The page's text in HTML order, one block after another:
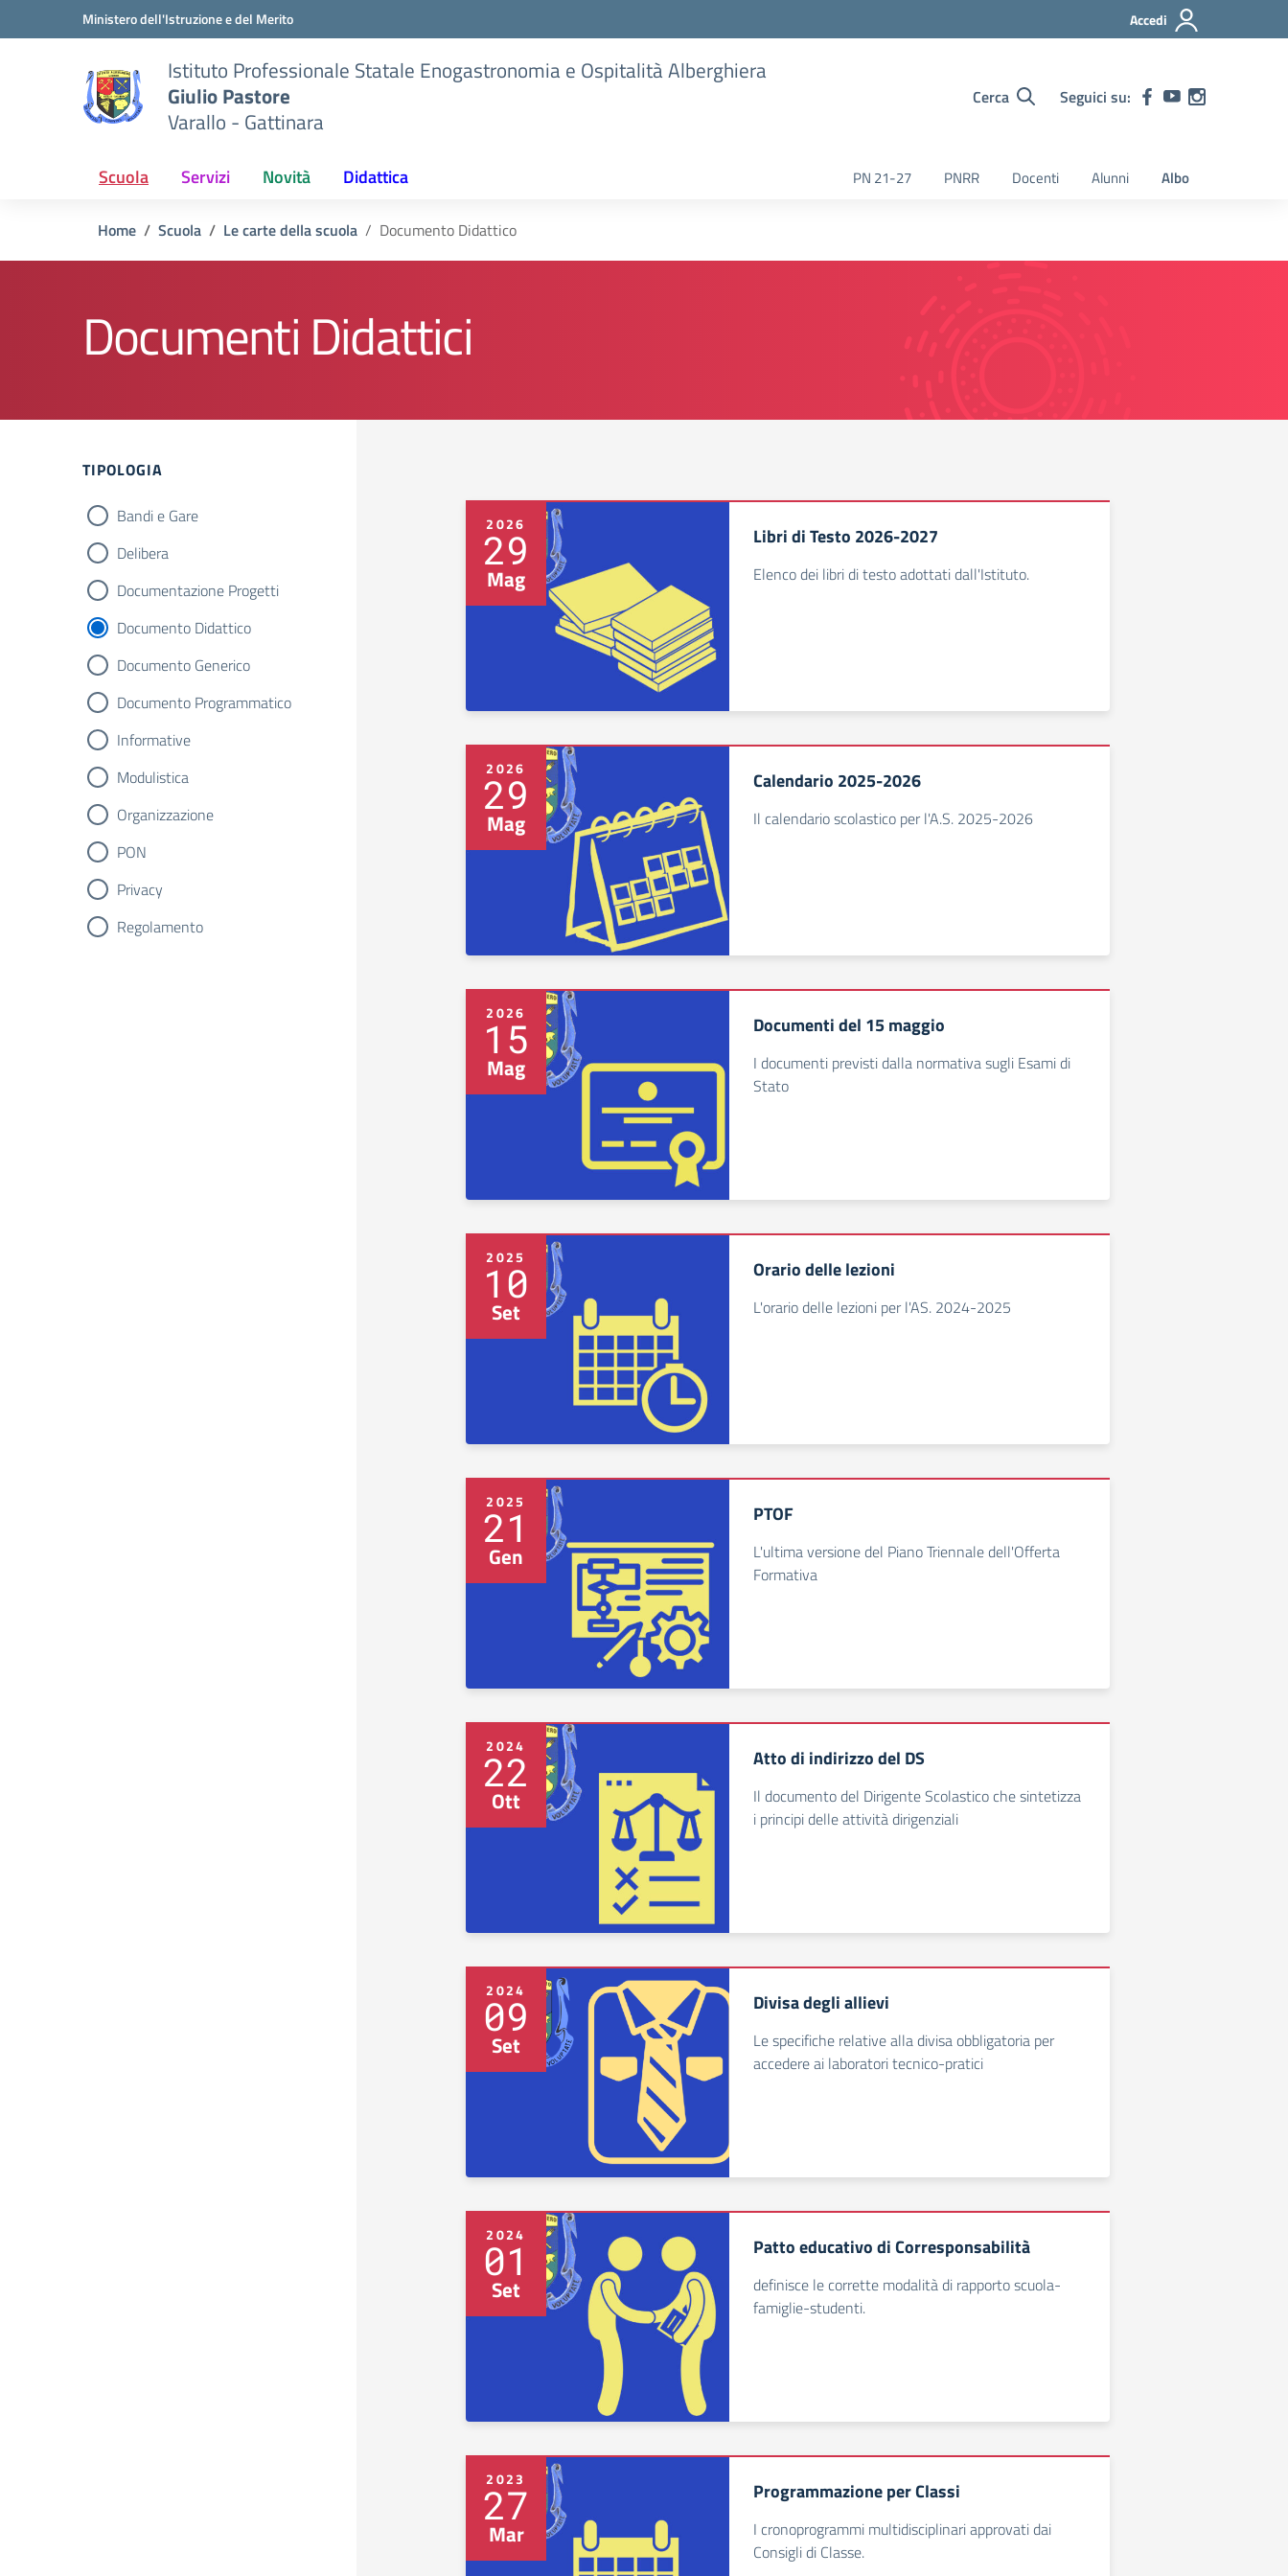
Vai ai contenuti
Vai al menu di navigazioneMinistero dell'Istruzione e del Merito Accedi
Istituto Professionale Statale Enogastronomia e Ospitalità Alberghiera
Giulio Pastore
Varallo - Gattinara
Cerca Seguici su:
Scuola Servizi Novità Didattica PN 21-27 PNRR Docenti Alunni Albo
Home Scuola Le carte della scuola Documento Didattico
Documenti Didattici
TIPOLOGIA
Bandi e Gare
Delibera
Documentazione Progetti
Documento Didattico
Documento Generico
Documento Programmatico
Informative
Modulistica
Organizzazione
PON
Privacy
Regolamento
2026
29
Mag
Libri di Testo 2026-2027
Elenco dei libri di testo adottati dall'Istituto.
2026
29
Mag
Calendario 2025-2026
Il calendario scolastico per l'A.S. 2025-2026
2026
15
Mag
Documenti del 15 maggio
I documenti previsti dalla normativa sugli Esami di
Stato
2025
10
Set
Orario delle lezioni
L'orario delle lezioni per l'AS. 2024-2025
2025
21
Gen
PTOF
L'ultima versione del Piano Triennale dell'Offerta
Formativa
2024
22
Ott
Atto di indirizzo del DS
Il documento del Dirigente Scolastico che sintetizza
i principi delle attività dirigenziali
2024
09
Set
Divisa degli allievi
Le specifiche relative alla divisa obbligatoria per
accedere ai laboratori tecnico-pratici
2024
01
Set
Patto educativo di Corresponsabilità
definisce le corrette modalità di rapporto scuola-
famiglie-studenti.
2023
27
Mar
Programmazione per Classi
I cronoprogrammi multidisciplinari approvati dai
Consigli di Classe.